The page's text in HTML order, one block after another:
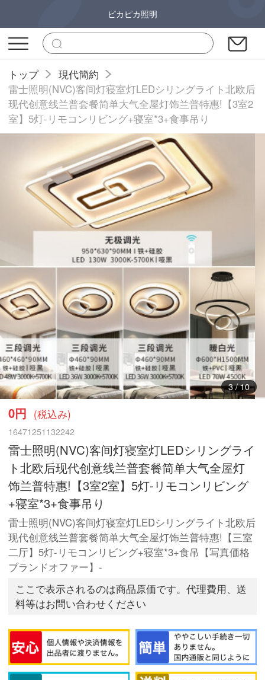
ピカピカ照明
トップ
現代簡約
雷士照明(NVC)客间灯寝室灯LEDシリングライト北欧后
现代创意线兰普套餐简单大气全屋灯饰兰普特惠!【3室2
室】5灯-リモコンリビング+寝室*3+食事吊り
3/10
0円 (税込み)
16471251132242
雷士照明(NVC)客间灯寝室灯LEDシリングライ
ト北欧后现代创意线兰普套餐简单大气全屋灯
饰兰普特惠!【3室2室】5灯-リモコンリビング
+寝室*3+食事吊り
雷士照明(NVC)客间灯寝室灯LEDシリングライト北欧后
现代创意线兰普套餐简单大气全屋灯饰兰普特惠!【三室
二厅】5灯-リモコンリビング+寝室*3+食吊【写真価格
ブランドオファー】-
ここで表示されるのは商品原価です。代理費用、送
料等はお問い合わせください